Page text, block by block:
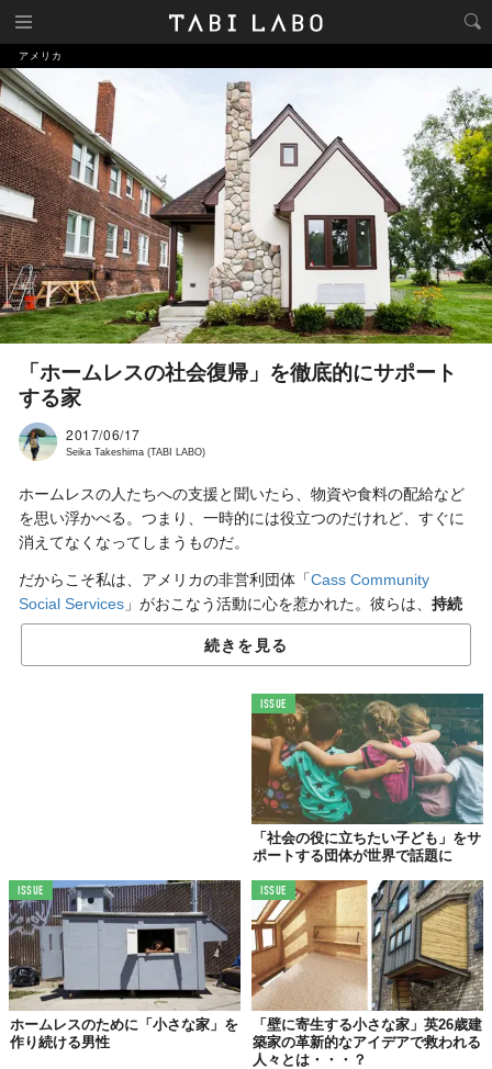
アメリカ
「ホームレスの社会復帰」を徹底的にサポート
する家
2017/06/17
Seika Takeshima (TABI LABO)
ホームレスの人たちへの支援と聞いたら、物資や食料の配給など
を思い浮かべる。つまり、一時的には役立つのだけれど、すぐに
消えてなくなってしまうものだ。
だからこそ私は、アメリカの非営利団体「Cass Community
Social Services 」がおこなう活動に心を惹かれた。彼らは、 持続
性のある支援をさまざまな形で行っている。
家を建てて終わり、
ではない。
続きを見る
ISSUE
「社会の役に立ちたい子ども」をサ
ポートする団体が世界で話題に
ISSUE
ホームレスのために「小さな家」を
作り続ける男性
ISSUE
「壁に寄生する小さな家」英26歳建
築家の革新的なアイデアで救われる
人々とは・・・？